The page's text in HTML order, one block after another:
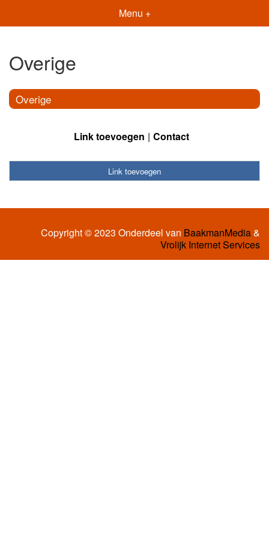
Menu +
Overige
Overige
Link toevoegen Contact
Link toevoegen
Copyright © 2023 Onderdeel van BaakmanMedia&
Vrolijk Internet Services